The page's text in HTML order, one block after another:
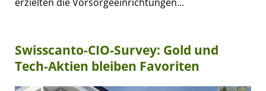
Swisscanto-CIO-Survey: Gold und
Tech-Aktien bleiben Favoriten